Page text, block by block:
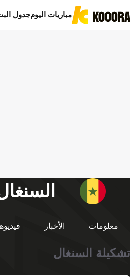
مباريات اليومجدول
معلومات الأخبار
تشكيلة السنغال